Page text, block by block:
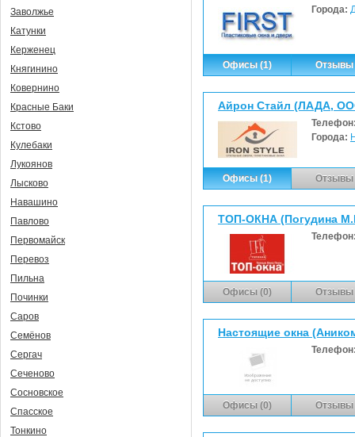
Города:
Офисы (1) Отзывы
Айрон Стайл (ЛАДА,
Города:
Офисы (1) Отзывы
ТОП-ОКНА (Погудина
Офисы (0) Отзывы
Настоящие окна
Офисы (0) Отзывы
Заволжье
Катунки
Керженец
Княгинино
Ковернино
Красные Баки
Кстово
Кулебаки
Лукоянов
Лысково
Навашино
Павлово
Первомайск
Перевоз
Пильна
Починки
Саров
Семёнов
Сергач
Сеченово
Сосновское
Спасское
Тонкино